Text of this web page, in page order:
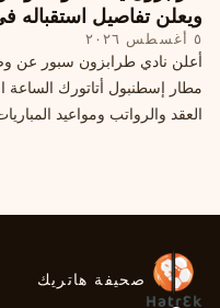
ويعلن تفاصيل استقباله
٥ أغسطس ٢٠٢٦
أعلن نادي طرابزون سبور عن
مطار إسطنبول أتاتورك الساعة
العقد والرواتب ومواعيد
صحيفة هاتريك